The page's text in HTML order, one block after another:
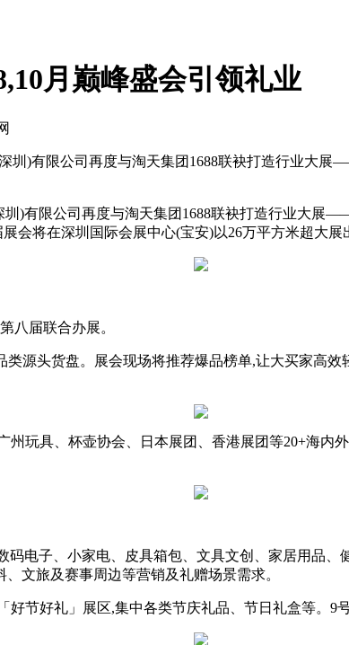
月巅峰盛会引领礼业
圳)有限公司再度与淘天集团1688联袂打造行业大
圳)有限公司再度与淘天集团1688联袂打造行业大展
会将在深圳国际会展中心(宝安)以26万平方米超大展
八届联合办展。
类源头货盘。展会现场将推荐爆品榜单,让大买家高
玩具、杯壶协会、日本展团、香港展团等20+海内
码电子、小家电、皮具箱包、文具文创、家居用品
文旅及赛事周边等营销及礼赠场景需求。
节好礼」展区,集中各类节庆礼品、节日礼盒等。9